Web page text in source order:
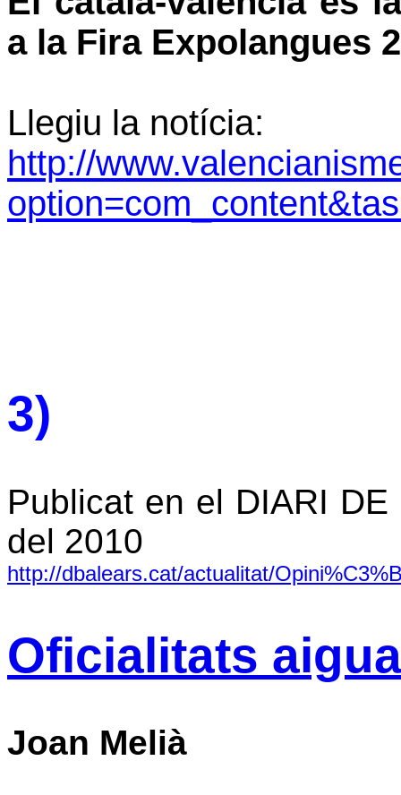
a la Fira Expolangues
Llegiu la notícia:
http://
3)
Publicat en el DIARI
del 2010
http://dbalears.cat/actualitat/
Oficialitats
Joan Melià